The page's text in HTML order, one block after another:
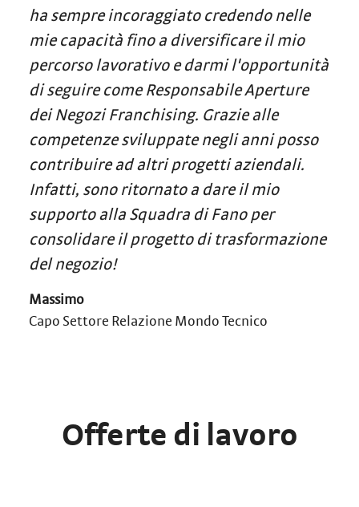
ha sempre incoraggiato credendo nelle
mie capacità fino a diversificare il mio
percorso lavorativo e darmi l'opportunità
di seguire come Responsabile Aperture
dei Negozi Franchising. Grazie alle
competenze sviluppate negli anni posso
contribuire ad altri progetti aziendali.
Infatti, sono ritornato a dare il mio
supporto alla Squadra di Fano per
consolidare il progetto di trasformazione
del negozio!
Massimo
Capo Settore Relazione Mondo Tecnico
Offerte di lavoro